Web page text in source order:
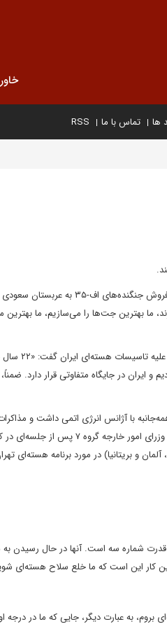
ها تماس با ما RSS
به گزارش ایسنا، وقتی از دونالد ترامپ، رئیس‌جمهور آمریکا در مورد برنامه‌های احتمالی
ما بهترین جت‌ها را می‌سازیم، ما
ترامپ در لفاظی‌های تازه خود راجع به حمله
ایران در جایگاه متفاوتی قرار دارد.
با آژانس انرژی اتمی داشت و
با طرف آمریکایی در عمان در جریان بود، اما واشنگتن به دیپلماسی خیانت کرد. طی
و بریتانیا) در مورد برنامه هسته‌ای
شماره سه است. آنها در حال رسیدن به
کار این است که ما خلع سلاح هسته‌ای
به عبارت دیگر، جایی که ما در درجه